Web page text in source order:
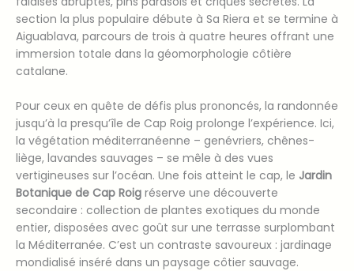
section la plus populaire débute à Sa Riera et se termine à
Aiguablava, parcours de trois à quatre heures offrant une
immersion totale dans la géomorphologie côtière
catalane.
Pour ceux en quête de défis plus prononcés, la randonnée
jusqu’à la presqu’île de Cap Roig prolonge l’expérience. Ici,
la végétation méditerranéenne – genévriers, chênes-
liège, lavandes sauvages – se mêle à des vues
vertigineuses sur l’océan. Une fois atteint le cap, le Jardin
Botanique de Cap Roig réserve une découverte
secondaire : collection de plantes exotiques du monde
entier, disposées avec goût sur une terrasse surplombant
la Méditerranée. C’est un contraste savoureux : jardinage
mondialisé inséré dans un paysage côtier sauvage.